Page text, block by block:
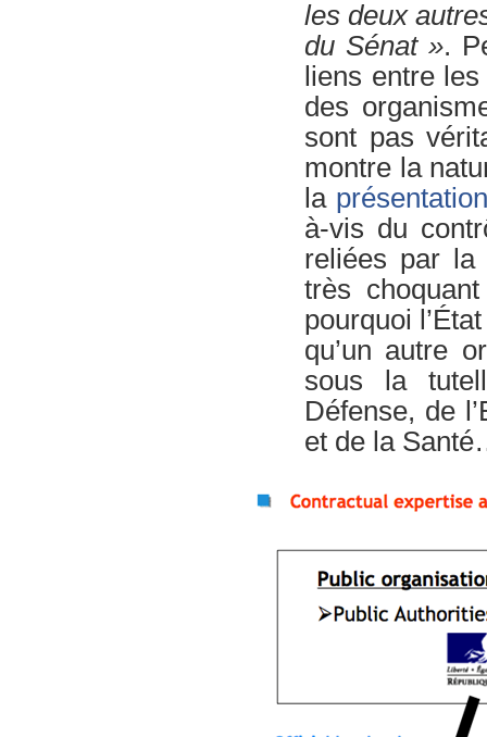
les deux
du Sénat ».
liens entre les
des
sont pas
montre la
la
à-vis du
reliées par la
très
pourquoi
qu’un autre
sous la
Défense, de
et de la